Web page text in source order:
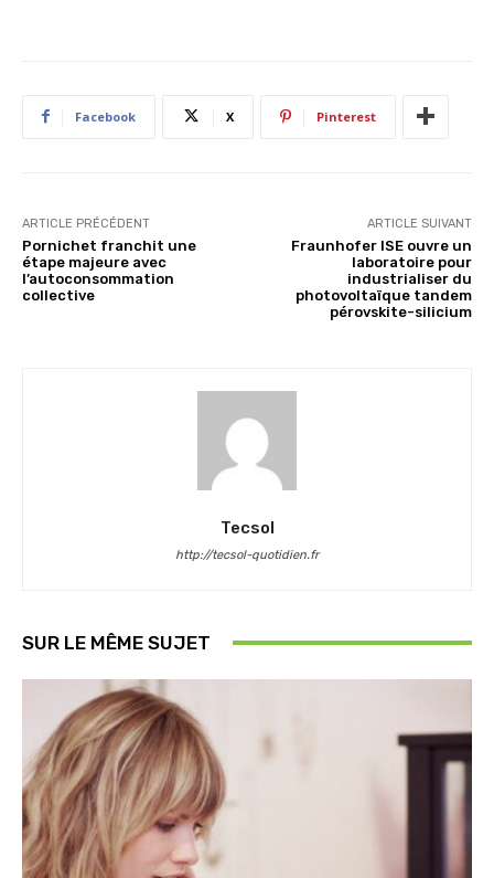
Facebook X Pinterest
ARTICLE PRÉCÉDENT
Pornichet franchit une
étape majeure avec
l’autoconsommation
collective
ARTICLE SUIVANT
Fraunhofer ISE ouvre un
laboratoire pour
industrialiser du
photovoltaïque tandem
pérovskite-silicium
Tecsol
http://tecsol-quotidien.fr
SUR LE MÊME SUJET